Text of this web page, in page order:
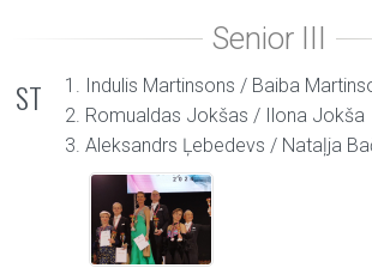
ST
1. Indulis Martinsons / Baiba
2. Romualdas Jokšas / Ilona Jokša
3. Aleksandrs Ļebedevs / Nataļja